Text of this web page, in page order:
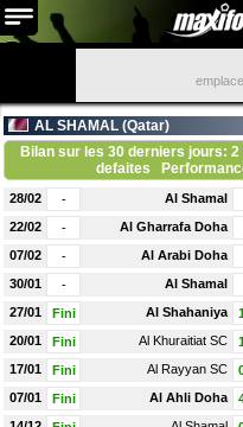
AL SHAMAL (Qatar)
Bilan sur les 30 derniers jours:
defaites
28/02 - Al Shamal
22/02 - Al Gharrafa Doha
07/02 - Al Arabi Doha
30/01 - Al Shamal
27/01 Fini Al Shahaniya
20/01 Fini Al Khuraitiat SC
17/01 Fini Al Rayyan SC
07/01 Fini Al Ahli Doha